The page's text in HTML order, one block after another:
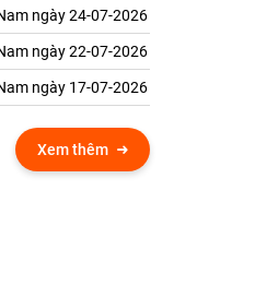
ngày 24-07-2026
ngày 22-07-2026
ngày 17-07-2026
Xem thêm